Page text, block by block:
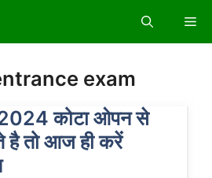
exam
कोटा ओपन से
है तो आज ही करें